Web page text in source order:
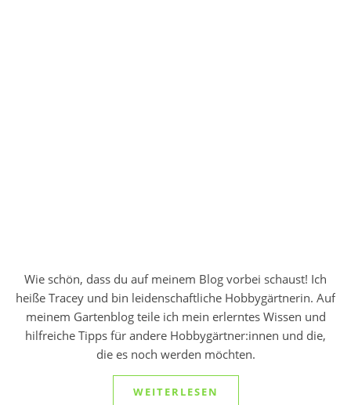
Wie schön, dass du auf meinem Blog vorbei schaust! Ich
heiße Tracey und bin leidenschaftliche Hobbygärtnerin. Auf
meinem Gartenblog teile ich mein erlerntes Wissen und
hilfreiche Tipps für andere Hobbygärtner:innen und die,
die es noch werden möchten.
WEITERLESEN